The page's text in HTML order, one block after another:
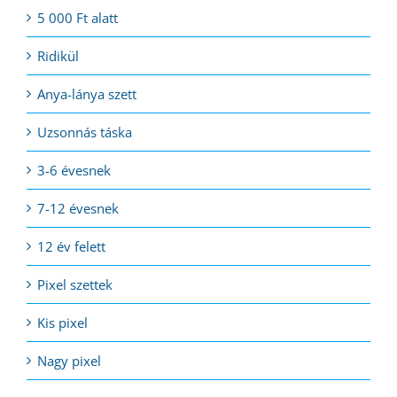
5 000 Ft alatt
Ridikül
Anya-lánya szett
Uzsonnás táska
3-6 évesnek
7-12 évesnek
12 év felett
Pixel szettek
Kis pixel
Nagy pixel